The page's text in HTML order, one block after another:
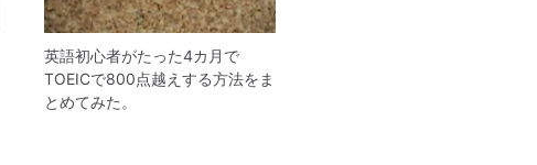
英語初心者がたった4カ月で
TOEICで800点越えする方法をま
とめてみた。